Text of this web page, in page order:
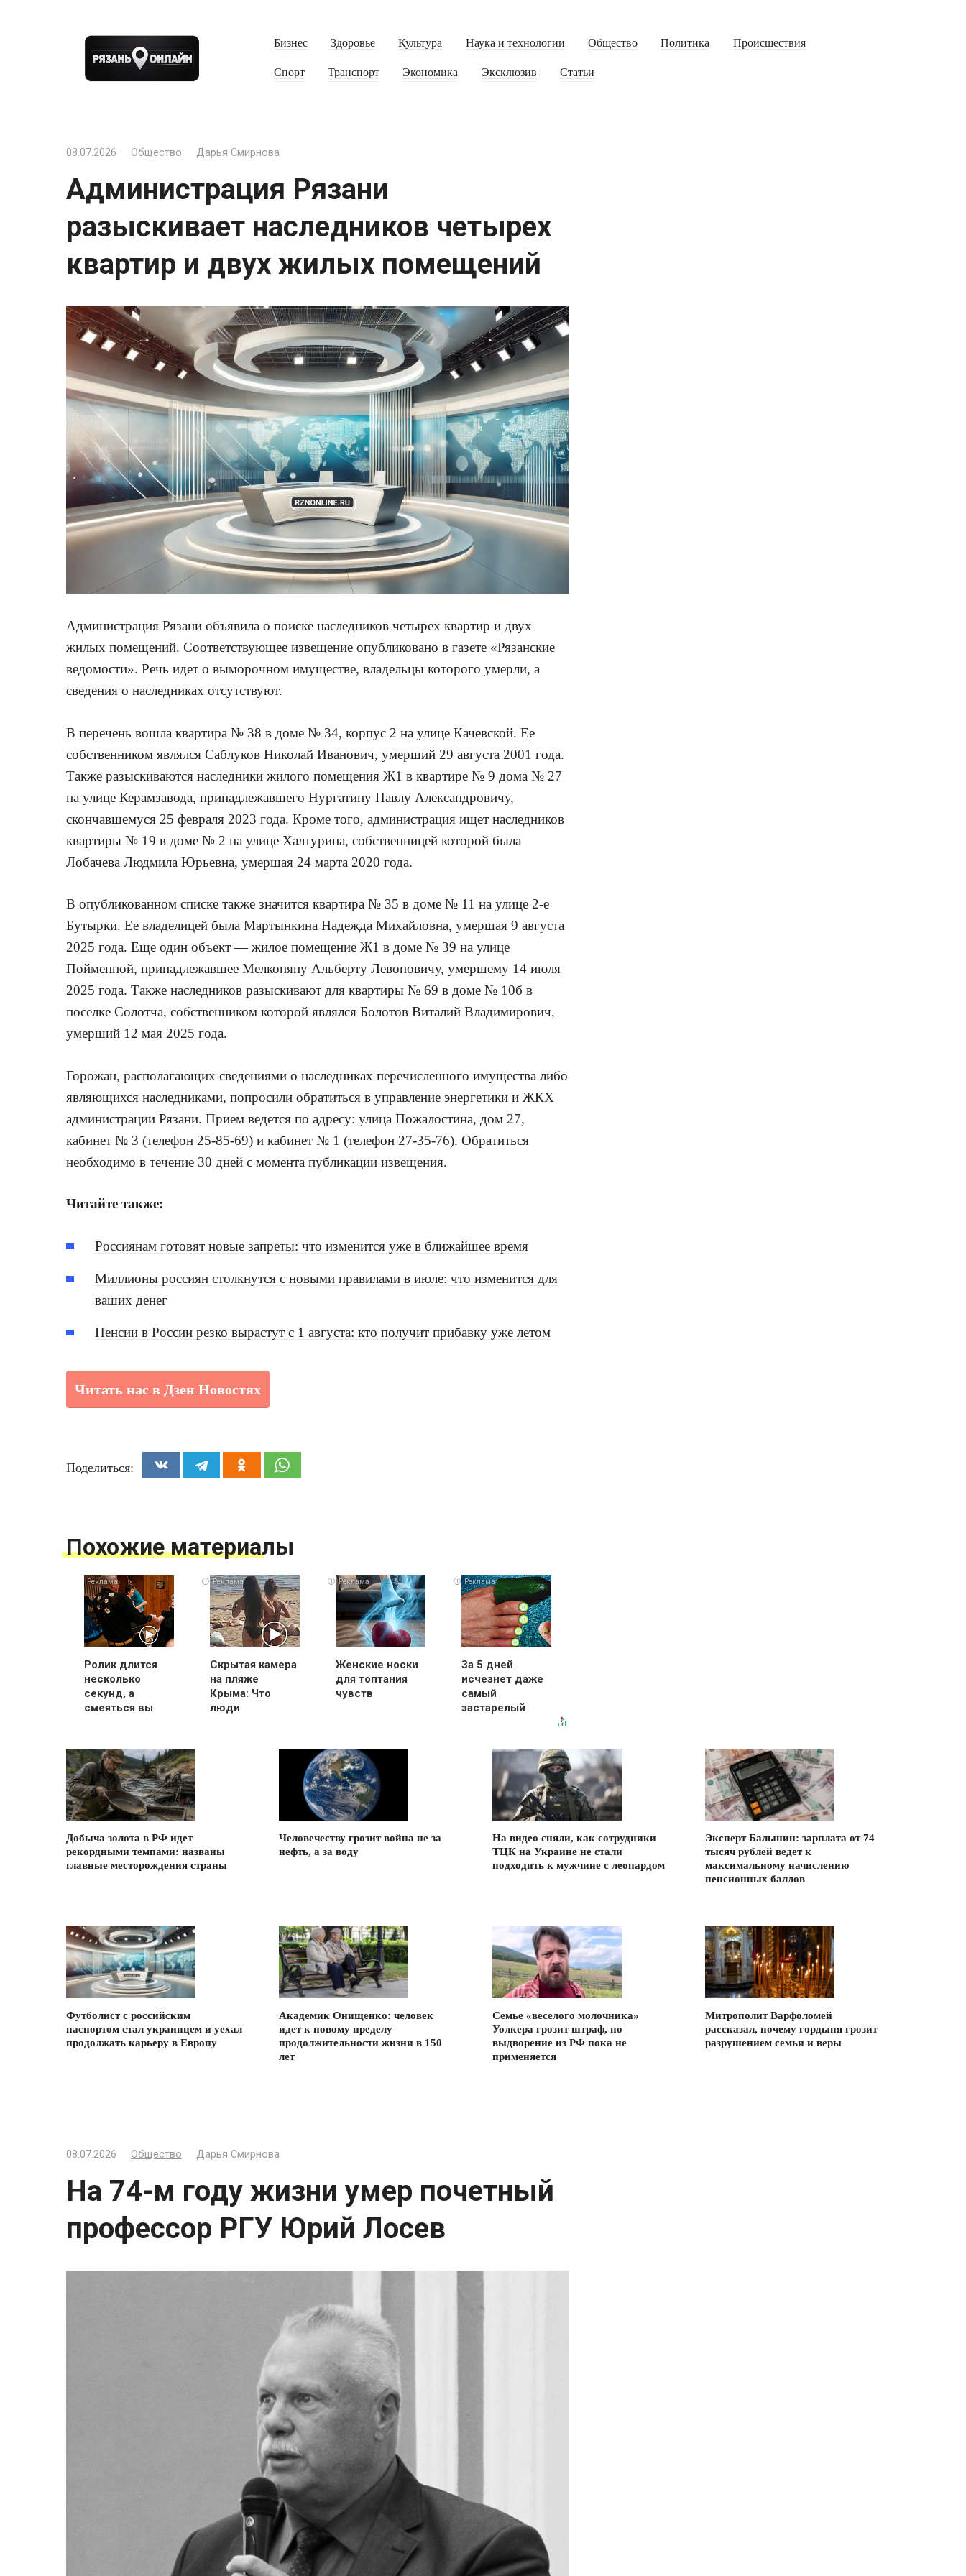
Бизнес Здоровье Культура Наука и технологии Общество Политика Происшествия
Спорт Транспорт Экономика Эксклюзив Статьи
08.07.2026 Общество Дарья Смирнова
Администрация Рязани
разыскивает наследников четырех
квартир и двух жилых помещений
Администрация Рязани объявила о поиске наследников четырех квартир и двух
жилых помещений. Соответствующее извещение опубликовано в газете «Рязанские
ведомости». Речь идет о выморочном имуществе, владельцы которого умерли, а
сведения о наследниках отсутствуют.
В перечень вошла квартира № 38 в доме № 34, корпус 2 на улице Качевской. Ее
собственником являлся Саблуков Николай Иванович, умерший 29 августа 2001 года.
Также разыскиваются наследники жилого помещения Ж1 в квартире № 9 дома № 27
на улице Керамзавода, принадлежавшего Нургатину Павлу Александровичу,
скончавшемуся 25 февраля 2023 года. Кроме того, администрация ищет наследников
квартиры № 19 в доме № 2 на улице Халтурина, собственницей которой была
Лобачева Людмила Юрьевна, умершая 24 марта 2020 года.
В опубликованном списке также значится квартира № 35 в доме № 11 на улице 2-е
Бутырки. Ее владелицей была Мартынкина Надежда Михайловна, умершая 9 августа
2025 года. Еще один объект — жилое помещение Ж1 в доме № 39 на улице
Пойменной, принадлежавшее Мелконяну Альберту Левоновичу, умершему 14 июля
2025 года. Также наследников разыскивают для квартиры № 69 в доме № 10б в
поселке Солотча, собственником которой являлся Болотов Виталий Владимирович,
умерший 12 мая 2025 года.
Горожан, располагающих сведениями о наследниках перечисленного имущества либо
являющихся наследниками, попросили обратиться в управление энергетики и ЖКХ
администрации Рязани. Прием ведется по адресу: улица Пожалостина, дом 27,
кабинет № 3 (телефон 25-85-69) и кабинет № 1 (телефон 27-35-76). Обратиться
необходимо в течение 30 дней с момента публикации извещения.
Читайте также:
Россиянам готовят новые запреты: что изменится уже в ближайшее время
Миллионы россиян столкнутся с новыми правилами в июле: что изменится для
ваших денег
Пенсии в России резко вырастут с 1 августа: кто получит прибавку уже летом
Читать нас в Дзен Новостях
Поделиться:
Похожие материалы
i
Ролик длится
несколько
секунд, а
смеяться вы
i
Скрытая камера
на пляже
Крыма: Что
люди
i
Женские носки
для топтания
чувств
За 5 дней
исчезнет даже
самый
застарелый
Добыча золота в РФ идет
рекордными темпами: названы
главные месторождения страны
Человечеству грозит война не за
нефть, а за воду
На видео сняли, как сотрудники
ТЦК на Украине не стали
подходить к мужчине с леопардом
Эксперт Балынин: зарплата от 74
тысяч рублей ведет к
максимальному начислению
пенсионных баллов
Футболист с российским
паспортом стал украинцем и уехал
продолжать карьеру в Европу
Академик Онищенко: человек
идет к новому пределу
продолжительности жизни в 150
лет
Семье «веселого молочника»
Уолкера грозит штраф, но
выдворение из РФ пока не
применяется
Митрополит Варфоломей
рассказал, почему гордыня грозит
разрушением семьи и веры
08.07.2026 Общество Дарья Смирнова
На 74-м году жизни умер почетный
профессор РГУ Юрий Лосев